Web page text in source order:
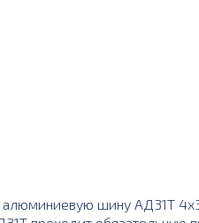
шину АД31Т